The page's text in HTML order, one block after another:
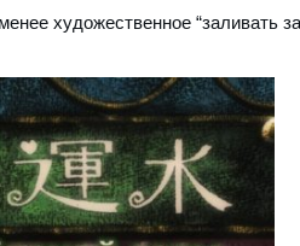
художественное “заливать за